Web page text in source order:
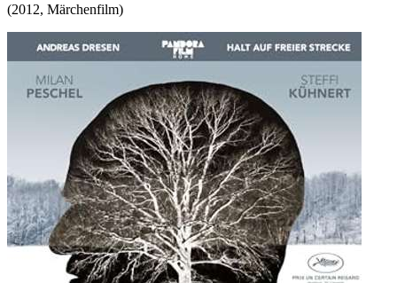
(2012, Märchenfilm)